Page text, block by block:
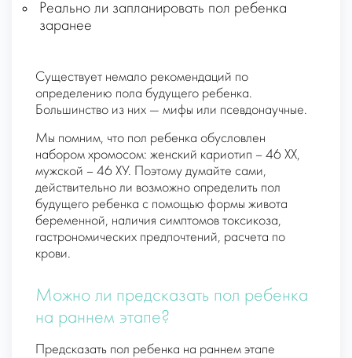
Реально ли запланировать пол ребенка
заранее
Существует немало рекомендаций по
определению пола будущего ребенка.
Большинство из них — мифы или псевдонаучные.
Мы помним, что пол ребенка обусловлен
набором хромосом: женский кариотип – 46 ХХ,
мужской – 46 ХУ. Поэтому думайте сами,
действительно ли возможно определить пол
будущего ребенка с помощью формы живота
беременной, наличия симптомов токсикоза,
гастрономических предпочтений, расчета по
крови.
Можно ли предсказать пол ребенка
на раннем этапе?
Предсказать пол ребенка на раннем этапе